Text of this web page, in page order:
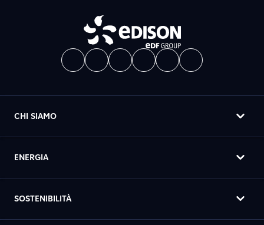
CHI SIAMO
ENERGIA
SOSTENIBILITÀ